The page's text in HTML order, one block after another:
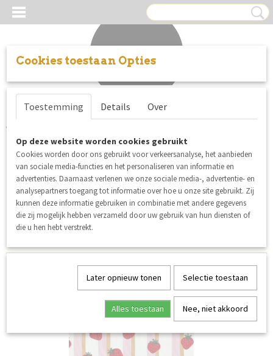
Inloggen Registreren
Verhees Textiles/Poppy stoffen en
boordstoffen Oekotex100/GOTS
gecertificeerd
Sorteer op:
summer sale
Cookies toestaan Opties
Toestemming Details Over
Op deze website worden cookies gebruikt
Cookies worden door ons gebruikt voor verkeersanalyse, het aanbieden
van sociale media-functies en het personaliseren van informatie en
advertenties. Daarnaast verlenen we onze sociale media-, advertentie- en
analysepartners toegang tot informatie over hoe u onze site gebruikt. Zij
kunnen deze informatie gebruiken in combinatie met andere gegevens
die zij mogelijk hebben verzameld door uw gebruik van hun diensten of
die u hen hebt verstrekt.
Later opnieuw tonen Selectie toestaan
Alles toestaan Nee, niet akkoord